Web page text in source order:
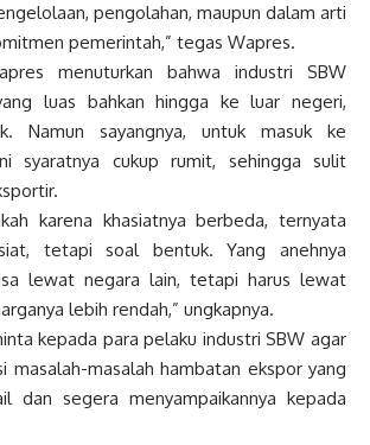
pengolahan, maupun dalam arti
pemerintah,” tegas Wapres.
menuturkan bahwa industri SBW
luas bahkan hingga ke luar negeri,
Namun sayangnya, untuk masuk ke
syaratnya cukup rumit, sehingga sulit
karena khasiatnya berbeda, ternyata
tetapi soal bentuk. Yang anehnya
lewat negara lain, tetapi harus lewat
lebih rendah,” ungkapnya.
kepada para pelaku industri SBW agar
masalah-masalah hambatan ekspor yang
dan segera menyampaikannya kepada